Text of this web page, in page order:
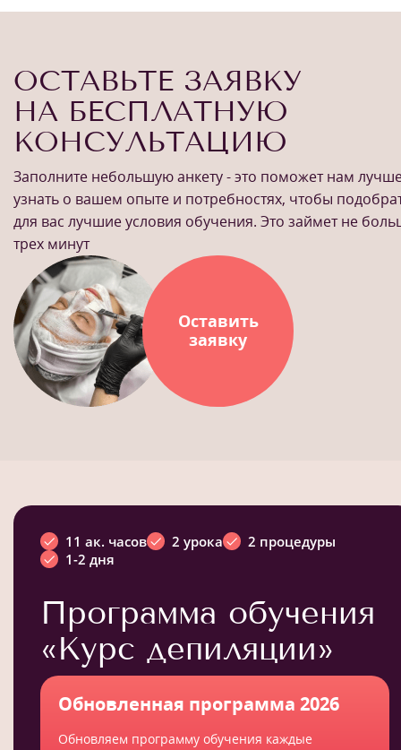
ОСТАВЬТЕ ЗАЯВКУ
НА БЕСПЛАТНУЮ
КОНСУЛЬТАЦИЮ
Заполните небольшую анкету - это поможет нам
узнать о вашем опыте и потребностях, чтобы
для вас лучшие условия обучения. Это займет не
трех минут
Оставить
заявку
11 ак. часов 2 урока
2 процедуры
1-2 дня
Программа обучения
«Курс депиляции»
Обновленная программа 2026
Обновляем программу обучения каждые